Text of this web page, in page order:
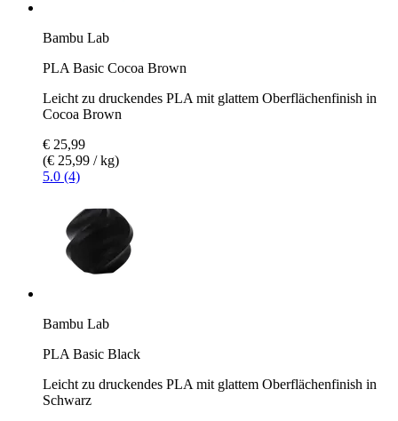
Bambu Lab
PLA Basic Cocoa Brown
Leicht zu druckendes PLA mit glattem Oberflächenfinish in
Cocoa Brown
€ 25,99
(€ 25,99 / kg)
5.0 (4)
Bambu Lab
PLA Basic Black
Leicht zu druckendes PLA mit glattem Oberflächenfinish in
Schwarz